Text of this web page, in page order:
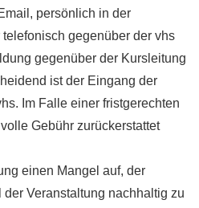
persönlich in der
gegenüber der vhs
gegenüber der Kursleitung
ist der Eingang der
Im Falle einer fristgerechten
Gebühr zurückerstattet
einen Mangel auf, der
Veranstaltung nachhaltig zu